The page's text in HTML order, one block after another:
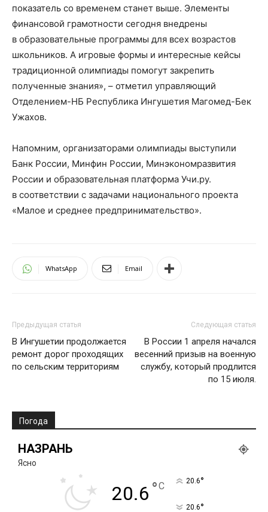
показатель со временем станет выше. Элементы
финансовой грамотности сегодня внедрены
в образовательные программы для всех возрастов
школьников. А игровые формы и интересные кейсы
традиционной олимпиады помогут закрепить
полученные знания», – отметил управляющий
Отделением-НБ Республика Ингушетия Магомед-Бек
Ужахов.
Напомним, организаторами олимпиады выступили
Банк России, Минфин России, Минэкономразвития
России и образовательная платформа Учи.ру.
в соответствии с задачами национального проекта
«Малое и среднее предпринимательство».
WhatsApp Email
Предыдущая статья
В Ингушетии продолжается
ремонт дорог проходящих
по сельским территориям
Следующая статья
В России 1 апреля начался
весенний призыв на военную
службу, который продлится
по 15 июля.
Погода
НАЗРАНЬ
Ясно
20.6 °C 20.6°
20.6°